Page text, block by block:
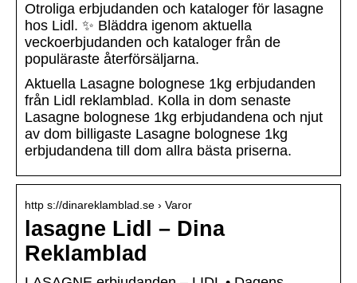
Otroliga erbjudanden och kataloger för lasagne
hos Lidl. ✨ Bläddra igenom aktuella
veckoerbjudanden och kataloger från de
populäraste återförsäljarna.
Aktuella Lasagne bolognese 1kg erbjudanden
från Lidl reklamblad. Kolla in dom senaste
Lasagne bolognese 1kg erbjudandena och njut
av dom billigaste Lasagne bolognese 1kg
erbjudandena till dom allra bästa priserna.
http s://dinareklamblad.se › Varor
lasagne Lidl – Dina
Reklamblad